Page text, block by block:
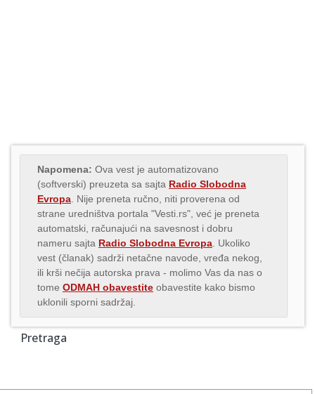
Napomena: Ova vest je automatizovano
(softverski) preuzeta sa sajta Radio Slobodna
Evropa . Nije preneta ručno, niti proverena od
strane uredništva portala "Vesti.rs", već je preneta
automatski, računajući na savesnost i dobru
nameru sajta Radio Slobodna Evropa . Ukoliko
vest (članak) sadrži netačne navode, vređa nekog,
ili krši nečija autorska prava - molimo Vas da nas o
tome ODMAH obavestite obavestite kako bismo
uklonili sporni sadržaj.
Pretraga